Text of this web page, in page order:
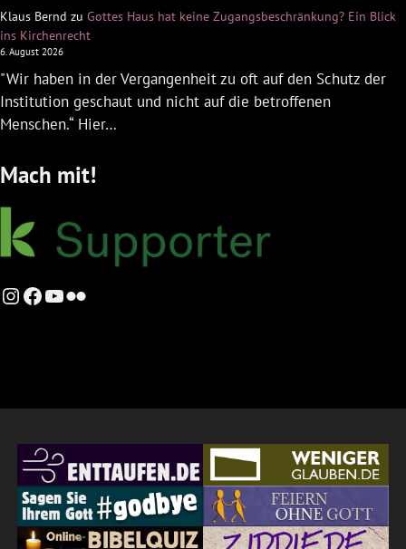
Klaus Bernd zu Gottes Haus hat keine Zugangsbeschränkung? Ein Blick
ins Kirchenrecht
6. August 2026
"Wir haben in der Vergangenheit zu oft auf den Schutz der
Institution geschaut und nicht auf die betroffenen
Menschen.“ Hier…
Mach mit!
Instagram
Facebook
YouTube
Flickr